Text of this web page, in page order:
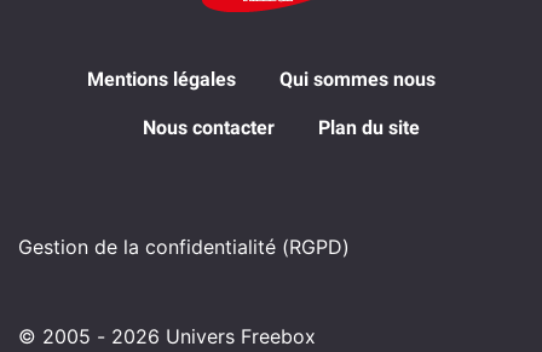
Mentions légales Qui sommes nous
Nous contacter Plan du site
Gestion de la confidentialité (RGPD)
© 2005 - 2026 Univers Freebox